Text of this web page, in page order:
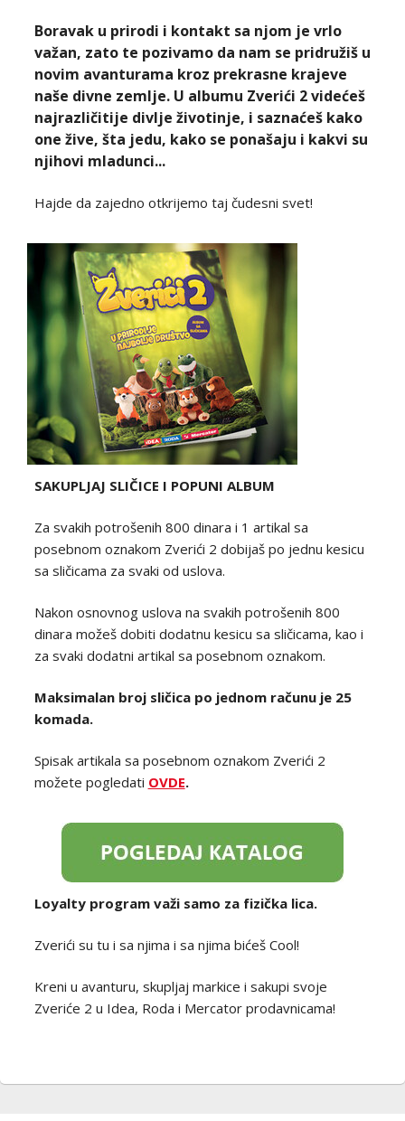
Boravak u prirodi i kontakt sa njom je vrlo
važan, zato te pozivamo da nam se pridružiš u
novim avanturama kroz prekrasne krajeve
naše divne zemlje. U albumu Zverići 2 videćeš
najrazličitije divlje životinje, i saznaćeš kako
one žive, šta jedu, kako se ponašaju i kakvi su
njihovi mladunci...
Hajde da zajedno otkrijemo taj čudesni svet!
SAKUPLJAJ SLIČICE I POPUNI ALBUM
Za svakih potrošenih 800 dinara i 1 artikal sa
posebnom oznakom Zverići 2 dobijaš po jednu kesicu
sa sličicama za svaki od uslova.
Nakon osnovnog uslova na svakih potrošenih 800
dinara možeš dobiti dodatnu kesicu sa sličicama, kao i
za svaki dodatni artikal sa posebnom oznakom.
Maksimalan broj sličica po jednom računu je 25
komada.
Spisak artikala sa posebnom oznakom Zverići 2
možete pogledati OVDE.
Loyalty program važi samo za fizička lica.
Zverići su tu i sa njima i sa njima bićeš Cool!
Kreni u avanturu, skupljaj markice i sakupi svoje
Zveriće 2 u Idea, Roda i Mercator prodavnicama!